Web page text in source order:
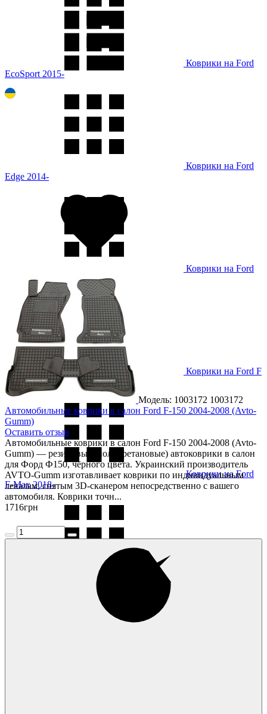
Коврики на Ford
EcoSport 2015-
Коврики на Ford
Edge 2014-
Коврики на Ford
Explorer 2010-
Коврики на Ford F
150 2009-
Коврики на Ford
F-Max 2018-
Модель: 1003172 1003172
Автомобильные коврики в салон Ford F-150 2004-2008 (Avto-
Gumm)
Оставить отзыв
Автомобильные коврики в салон Ford F-150 2004-2008 (Avto-
Gumm) — резиновые (полиуретановые) автоковрики в салон
для Форд Ф150, чёрного цвета. Украинский производитель
AVTO-Gumm изготавливает коврики по индивидуальным
лекалам, снятым 3D-сканером непосредственно с вашего
автомобиля. Коврики точн...
1716грн